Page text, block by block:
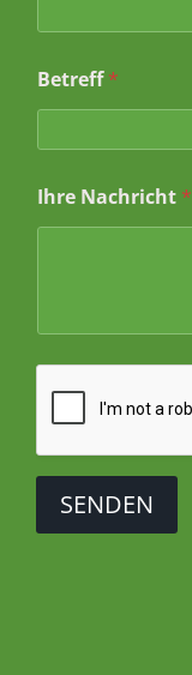
*
Betreff*
Ihre Nachricht *
SENDEN